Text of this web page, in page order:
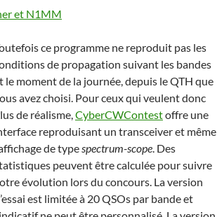
et N1MM
ce programme ne reproduit pas les
de propagation suivant les bandes
le moment de la journée, depuis le QTH que
avez choisi. Pour ceux qui veulent donc
de réalisme,CyberCWContestoffre une
reproduisant un transceiver et même
de typespectrum-scope. Des
peuvent être calculée pour suivre
évolution lors du concours. La version
est limitée à 20 QSOs par bande et